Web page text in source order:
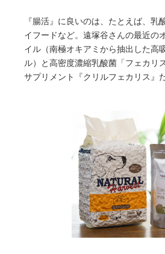
『腸活』に良いのは、たとえば、乳
イフードなど。遠塚谷さんの最近の
イル（南極オキアミから抽出した高
ル）と高密度濃縮乳酸菌「フェカリ
サプリメント『クリルフェカリス』だ